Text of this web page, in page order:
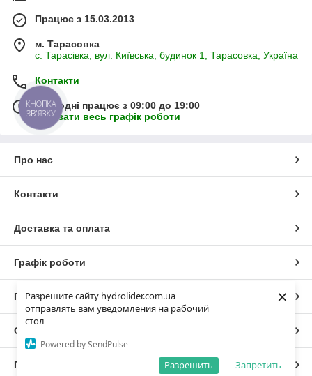
Разрешите сайту hydrolider.com.ua
отправлять вам уведомления на рабочий
стол
Powered by SendPulse
Запретить
Разрешить
×
Працює з 15.03.2013
м. Тарасовка
с. Тарасівка, вул. Київська, будинок 1, Тарасовка, Україна
Контакти
Сьогодні працює з 09:00 до 19:00
Показати весь графік роботи
Про нас
Контакти
Доставка та оплата
Графік роботи
Повна версія сайту
Сайт створено на маркетплейсі
Політика конфіденційності
КНОПКА
ЗВ'ЯЗКУ